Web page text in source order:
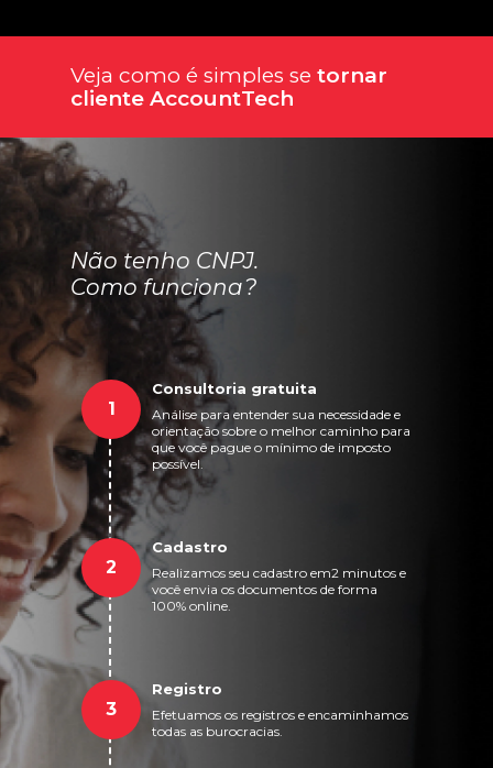
Veja como é simples se tornar
cliente AccountTech
Não tenho CNPJ.
Como funciona?
1
Consultoria gratuita
Análise para entender sua necessidade e
orientação sobre o melhor caminho para
que você pague o mínimo de imposto
possível.
2
Cadastro
Realizamos seu cadastro em2 minutos e
você envia os documentos de forma
100% online.
3
Registro
Efetuamos os registros e encaminhamos
todas as burocracias.